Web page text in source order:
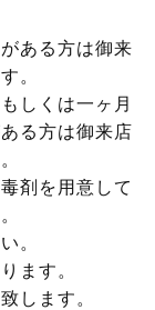
ある方は御来
。
しくは一ヶ月
る方は御来店
剤を用意して
。
ます。
します。